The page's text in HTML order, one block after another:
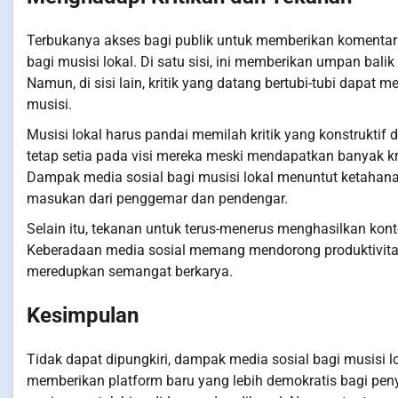
Terbukanya akses bagi publik untuk memberikan
bagi musisi lokal. Di satu sisi, ini memberikan umpan
Namun, di sisi lain, kritik yang datang bertubi-tubi dapat
musisi.
Musisi lokal harus pandai memilah kritik yang konstruktif
tetap setia pada visi mereka meski mendapatkan banyak
Dampak media sosial bagi musisi lokal menuntut
masukan dari penggemar dan pendengar.
Selain itu, tekanan untuk terus-menerus menghasilkan
Keberadaan media sosial memang mendorong
meredupkan semangat berkarya.
Kesimpulan
Tidak dapat dipungkiri, dampak media sosial bagi musisi
memberikan platform baru yang lebih demokratis bagi